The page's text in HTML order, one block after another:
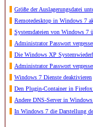
Größe der Auslagerungsdatei
Remotedesktop in Windows 7
Systemdateien von Windows 7
Administrator Passwort
Die Windows XP
Administrator Passwort
Windows 7 Dienste deaktivieren
Den Plugin-Container in Firefox
Andere DNS-Server in
In Windows 7 die Darstellung